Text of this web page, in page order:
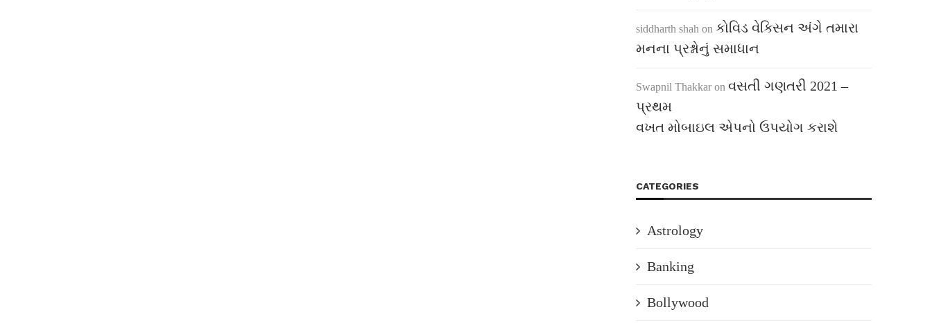
siddharth shah on કોવિડ વેક્સિન અંગે તમારા
મનના પ્રશ્નોનું સમાધાન
Swapnil Thakkar on વસતી ગણતરી 2021 –
પ્રથમ
વખત મોબાઇલ એપનો ઉપયોગ કરાશે
CATEGORIES
Astrology
Banking
Bollywood